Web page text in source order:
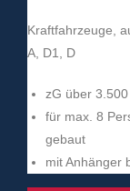
Kraftfahrzeuge,
A, D1, D
zG über
für max. 8
gebaut
mit Anhänger